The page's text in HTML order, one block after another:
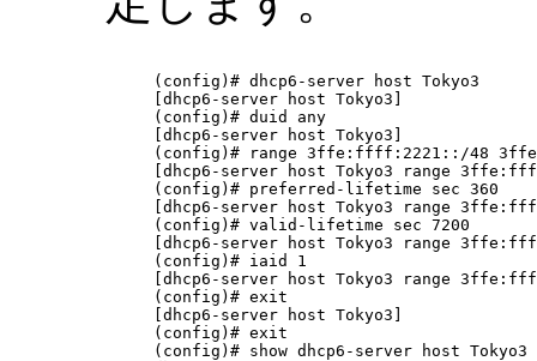
(config)# dhcp6-server host Tokyo3
[dhcp6-server host Tokyo3]
(config)# duid any
[dhcp6-server host Tokyo3]
(config)# range 3ffe:ffff:2221::/48
[dhcp6-server host Tokyo3 range
(config)# preferred-lifetime sec 360
[dhcp6-server host Tokyo3 range
(config)# valid-lifetime sec 7200
[dhcp6-server host Tokyo3 range
(config)# iaid 1
[dhcp6-server host Tokyo3 range
(config)# exit
[dhcp6-server host Tokyo3]
(config)# exit
(config)# show dhcp6-server host Tokyo3